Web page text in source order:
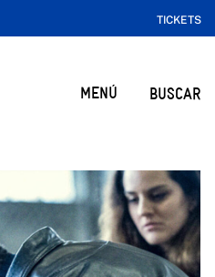
TICKETS
MENÚ BUSCAR